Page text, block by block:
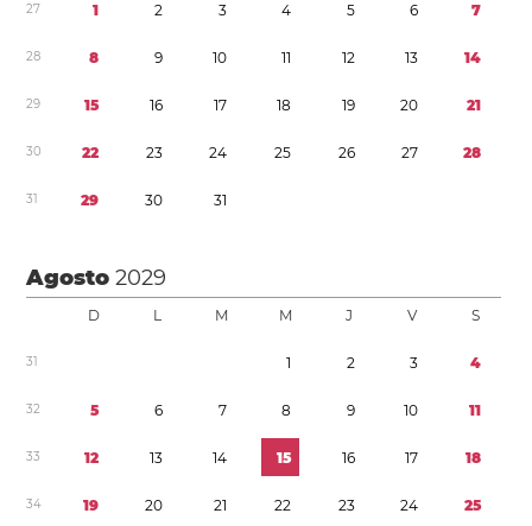
27 1 2 3 4 5 6 7
28 8 9 10 11 12 13 14
29 15 16 17 18 19 20 21
30 22 23 24 25 26 27 28
31 29 30 31
Agosto2029
D L M M J V S
31 1 2 3 4
32 5 6 7 8 9 10 11
33 12 13 14 15 16 17 18
34 19 20 21 22 23 24 25